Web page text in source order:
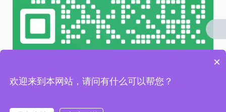
×
欢迎来到本网站，请问有什么可以帮您？